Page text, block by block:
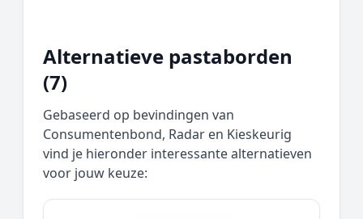
Alternatieve pastaborden
(7)
Gebaseerd op bevindingen van
Consumentenbond, Radar en Kieskeurig
vind je hieronder interessante alternatieven
voor jouw keuze: